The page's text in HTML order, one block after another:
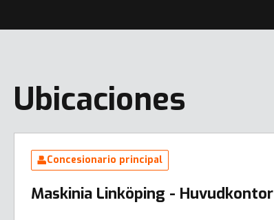
Ubicaciones
Concesionario principal
Maskinia Linköping - Huvudkontor